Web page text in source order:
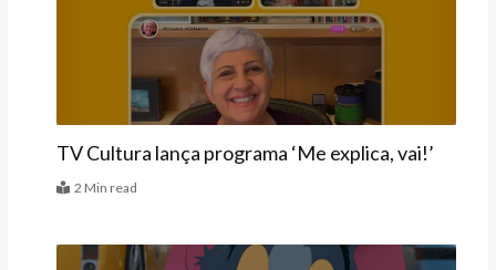
Agenda
TV Cultura lança programa ‘Me explica, vai!’
2 Min read